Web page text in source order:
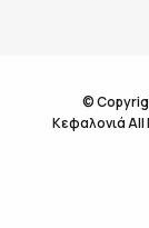
©
Κεφαλονιά All